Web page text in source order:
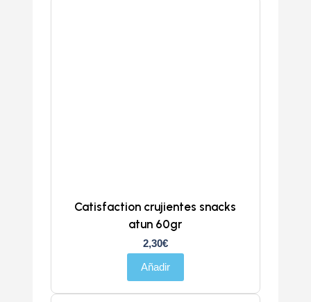
Catisfaction crujientes snacks
atun 60gr
2,30€
Añadir